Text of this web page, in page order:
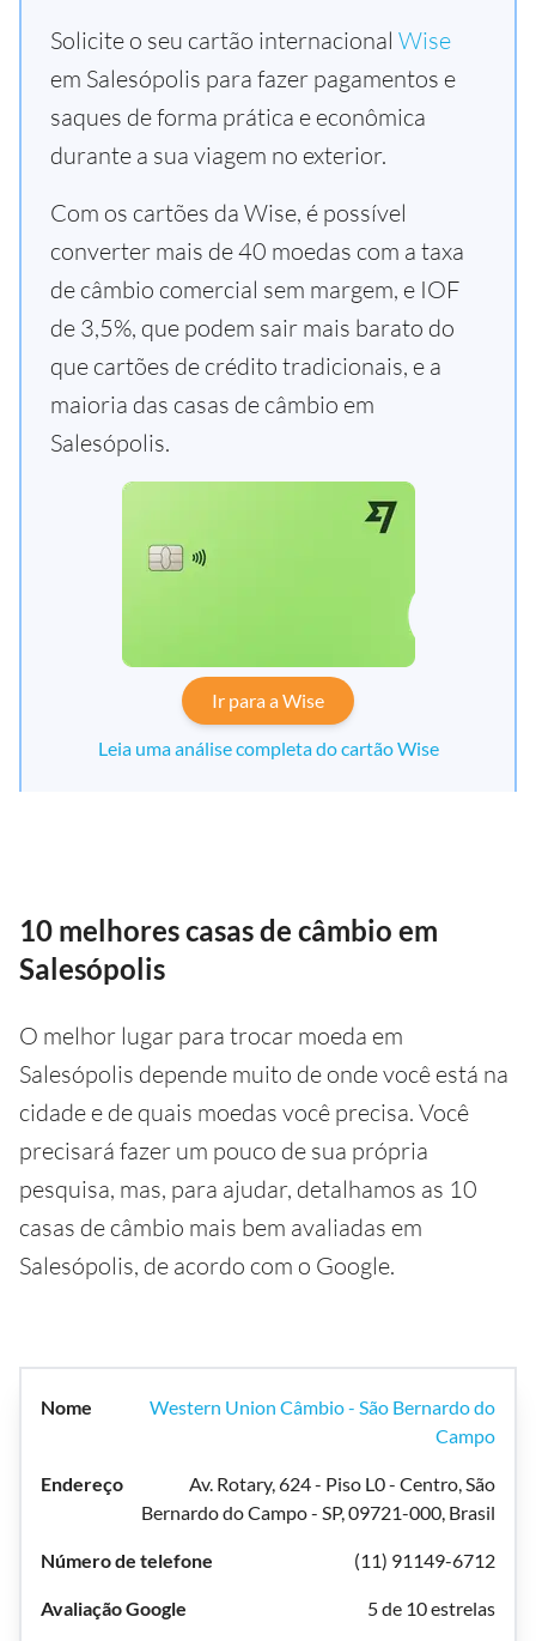
Solicite o seu cartão internacional Wise
em Salesópolis para fazer pagamentos e
saques de forma prática e econômica
durante a sua viagem no exterior.
Com os cartões da Wise, é possível
converter mais de 40 moedas com a taxa
de câmbio comercial sem margem, e IOF
de 3,5%, que podem sair mais barato do
que cartões de crédito tradicionais, e a
maioria das casas de câmbio em
Salesópolis.
Ir para a Wise
Leia uma análise completa do cartão Wise
10 melhores casas de câmbio em
Salesópolis
O melhor lugar para trocar moeda em
Salesópolis depende muito de onde você está na
cidade e de quais moedas você precisa. Você
precisará fazer um pouco de sua própria
pesquisa, mas, para ajudar, detalhamos as 10
casas de câmbio mais bem avaliadas em
Salesópolis, de acordo com o Google.
Western Union Câmbio - São Bernardo do
Campo
Av. Rotary, 624 - Piso L0 - Centro, São
Bernardo do Campo - SP, 09721-000, Brasil
(11) 91149-6712
5 de 10 estrelas